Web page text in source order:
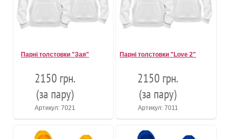
Парні толстовки "Зая"
2150 грн.
(за пару)
Артикул: 7021
Парні толстовки "Love 2"
2150 грн.
(за пару)
Артикул: 7011